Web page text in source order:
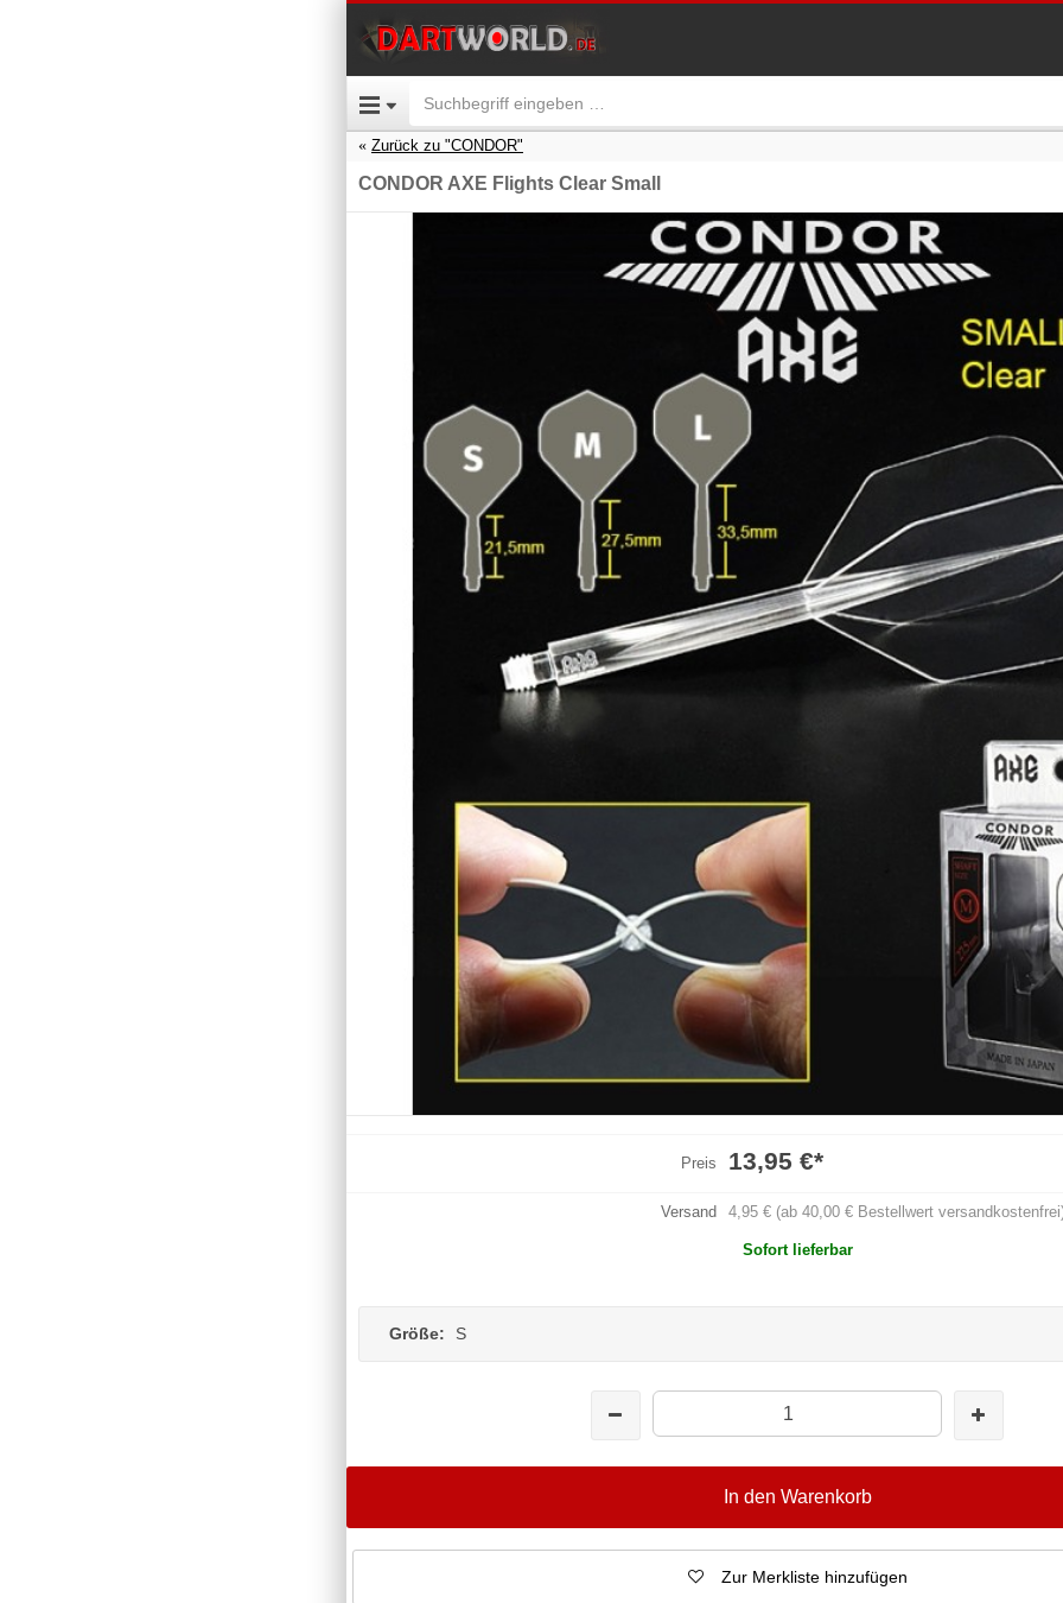
Zurück zu "CONDOR"
CONDOR AXE Flights Clear Small
Preis 13,95 €*
Versand 4,95 € (ab 40,00 € Bestellwert
Sofort lieferbar
Größe: S
In den Warenkorb
Zur Merkliste hinzufügen